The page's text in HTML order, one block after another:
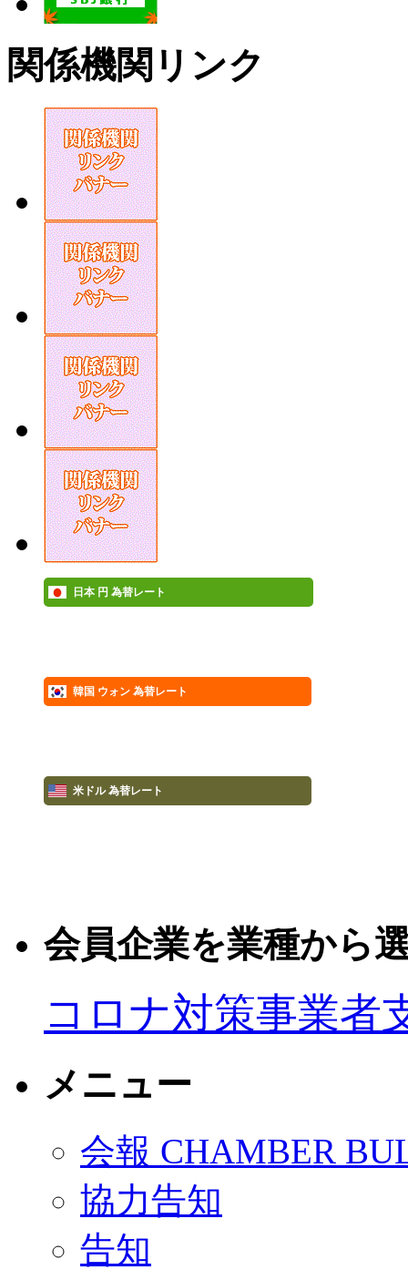
関係機関リンク
日本 円 為替レート
韓国 ウォン 為替レート
米ドル 為替レート
会員企業を業種から
コロナ対策事業者
メニュー
会報 CHAMBER
協力告知
告知